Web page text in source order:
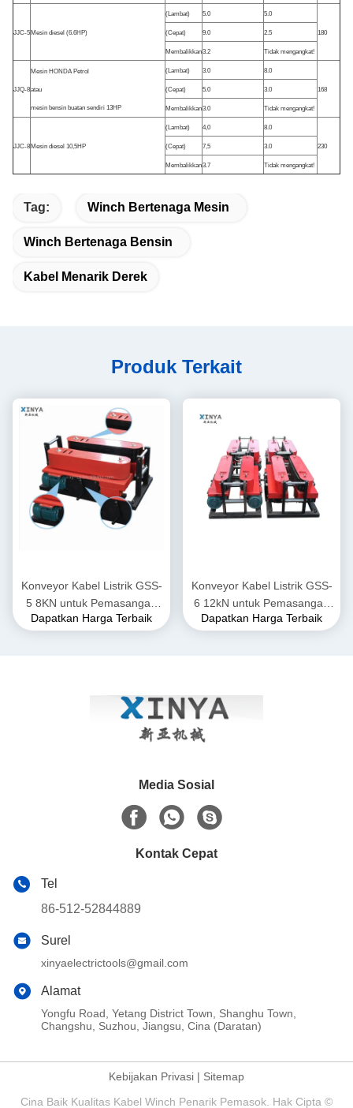
JJC-5 Mesin diesel (6.6HP)
(Lambat) 5.0 5.0
180
(Cepat) 9.0 2.5
Membalikkan3.2 Tidak mengangkat!
JJQ-8
Mesin HONDA Petrol
atau
mesin bensin buatan sendiri 13HP
(Lambat) 3.0 8.0
168
(Cepat) 5.0 3.0
Membalikkan3.0 Tidak mengangkat!
JJC-8 Mesin diesel 10,5HP
(Lambat) 4,0 8.0
230
(Cepat) 7,5 3.0
Membalikkan3.7 Tidak mengangkat!
Tag: Winch Bertenaga Mesin
Winch Bertenaga Bensin
Kabel Menarik Derek
Produk Terkait
Konveyor Kabel Listrik GSS-
5 8KN untuk Pemasangan
Kabel Listrik Bawah Tanah
Dapatkan Harga Terbaik
Konveyor Kabel Listrik GSS-
6 12kN untuk Pemasangan
Kabel Listrik Bawah Tanah
Dapatkan Harga Terbaik
Media Sosial
Kontak Cepat
Tel
86-512-52844889
Surel
xinyaelectrictools@gmail.com
Alamat
Yongfu Road, Yetang District Town, Shanghu Town,
Changshu, Suzhou, Jiangsu, Cina (Daratan)
Kebijakan Privasi | Sitemap
Cina Baik Kualitas Kabel Winch Penarik Pemasok. Hak Cipta ©